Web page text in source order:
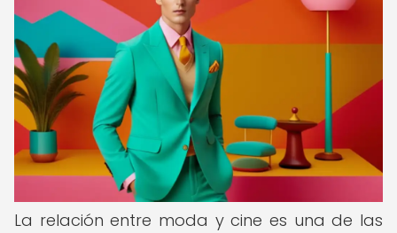
La relación entre moda y cine es una de las